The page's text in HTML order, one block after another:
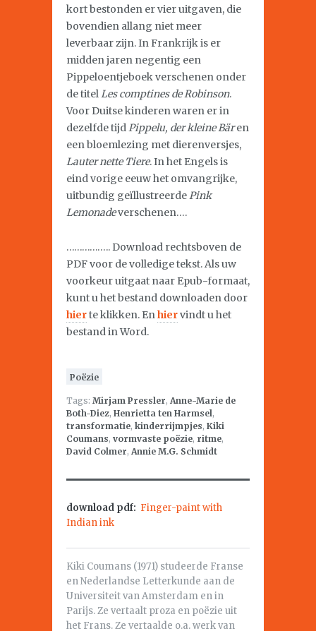
kort bestonden er vier uitgaven, die
bovendien allang niet meer
leverbaar zijn. In Frankrijk is er
midden jaren negentig een
Pippeloentjeboek verschenen onder
de titelLes comptines de Robinson.
Voor Duitse kinderen waren er in
dezelfde tijdPippelu, der kleine Bären
een bloemlezing met dierenversjes,
Lauter nette Tiere. In het Engels is
eind vorige eeuw het omvangrijke,
uitbundig geïllustreerdePink
Lemonadeverschenen….
…………….. Download rechtsboven de
PDF voor de volledige tekst. Als uw
voorkeur uitgaat naar Epub-formaat,
kunt u het bestand downloaden door
hierte klikken. Enhiervindt u het
bestand in Word.
Poëzie
Tags: Mirjam Pressler, Anne-Marie de
Both-Diez, Henrietta ten Harmsel,
transformatie, kinderrijmpjes, Kiki
Coumans, vormvaste poëzie, ritme,
David Colmer, Annie M.G. Schmidt
download pdf: Finger-paint with
Indian ink
Kiki Coumans (1971) studeerde Franse
en Nederlandse Letterkunde aan de
Universiteit van Amsterdam en in
Parijs. Ze vertaalt proza en poëzie uit
het Frans. Ze vertaalde o.a. werk van